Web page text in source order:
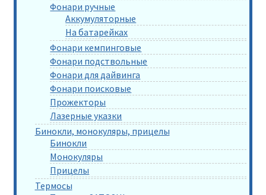
Фонари ручные
Аккумуляторные
На батарейках
Фонари кемпинговые
Фонари подствольные
Фонари для дайвинга
Фонари поисковые
Прожекторы
Лазерные указки
Бинокли, монокуляры, прицелы
Бинокли
Монокуляры
Прицелы
Термосы